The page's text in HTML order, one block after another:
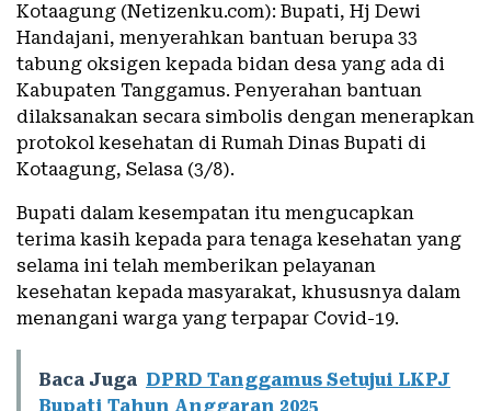
Kotaagung (Netizenku.com): Bupati, Hj Dewi
Handajani, menyerahkan bantuan berupa 33
tabung oksigen kepada bidan desa yang ada di
Kabupaten Tanggamus. Penyerahan bantuan
dilaksanakan secara simbolis dengan menerapkan
protokol kesehatan di Rumah Dinas Bupati di
Kotaagung, Selasa (3/8).
Bupati dalam kesempatan itu mengucapkan
terima kasih kepada para tenaga kesehatan yang
selama ini telah memberikan pelayanan
kesehatan kepada masyarakat, khususnya dalam
menangani warga yang terpapar Covid-19.
Baca Juga DPRD Tanggamus Setujui LKPJ
Bupati Tahun Anggaran 2025